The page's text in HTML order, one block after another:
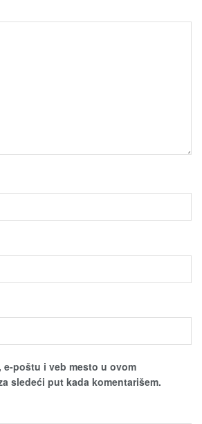
e-poštu i veb mesto u ovom
sledeći put kada komentarišem.